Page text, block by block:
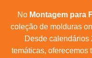
No Montagem para
coleção de molduras
Desde calendários
temáticas, oferecemos